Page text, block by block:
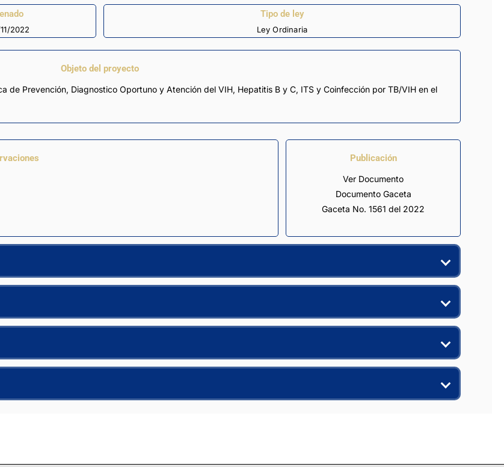
2022
Tipo de ley
Ley Ordinaria
Objeto del proyecto
de Prevención, Diagnostico Oportuno y Atención del VIH, Hepatitis B y C, ITS y Coinfección por TB/VIH en el
Publicación
Ver Documento
Documento Gaceta
Gaceta No. 1561 del 2022